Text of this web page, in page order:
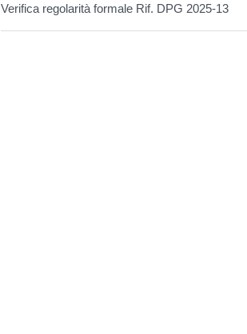
Verifica regolarità formale Rif. DPG 2025-13